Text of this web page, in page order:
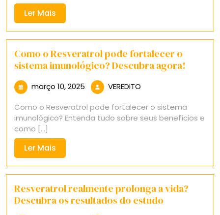
Ler Mais
Mais
Como o Resveratrol pode fortalecer o
sistema imunológico? Descubra agora!
março 10, 2025 março
2025
VEREDITO
Como o Resveratrol pode fortalecer o sistema
imunológico? Entenda tudo sobre seus benefícios e
como [...]
Ler Mais
Mais
Resveratrol realmente prolonga a vida?
Descubra os resultados do estudo